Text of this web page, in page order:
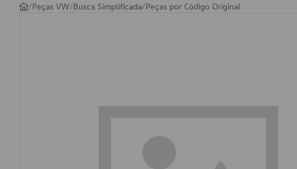
/Peças VW/Busca Simplificada/Peças por Código Original